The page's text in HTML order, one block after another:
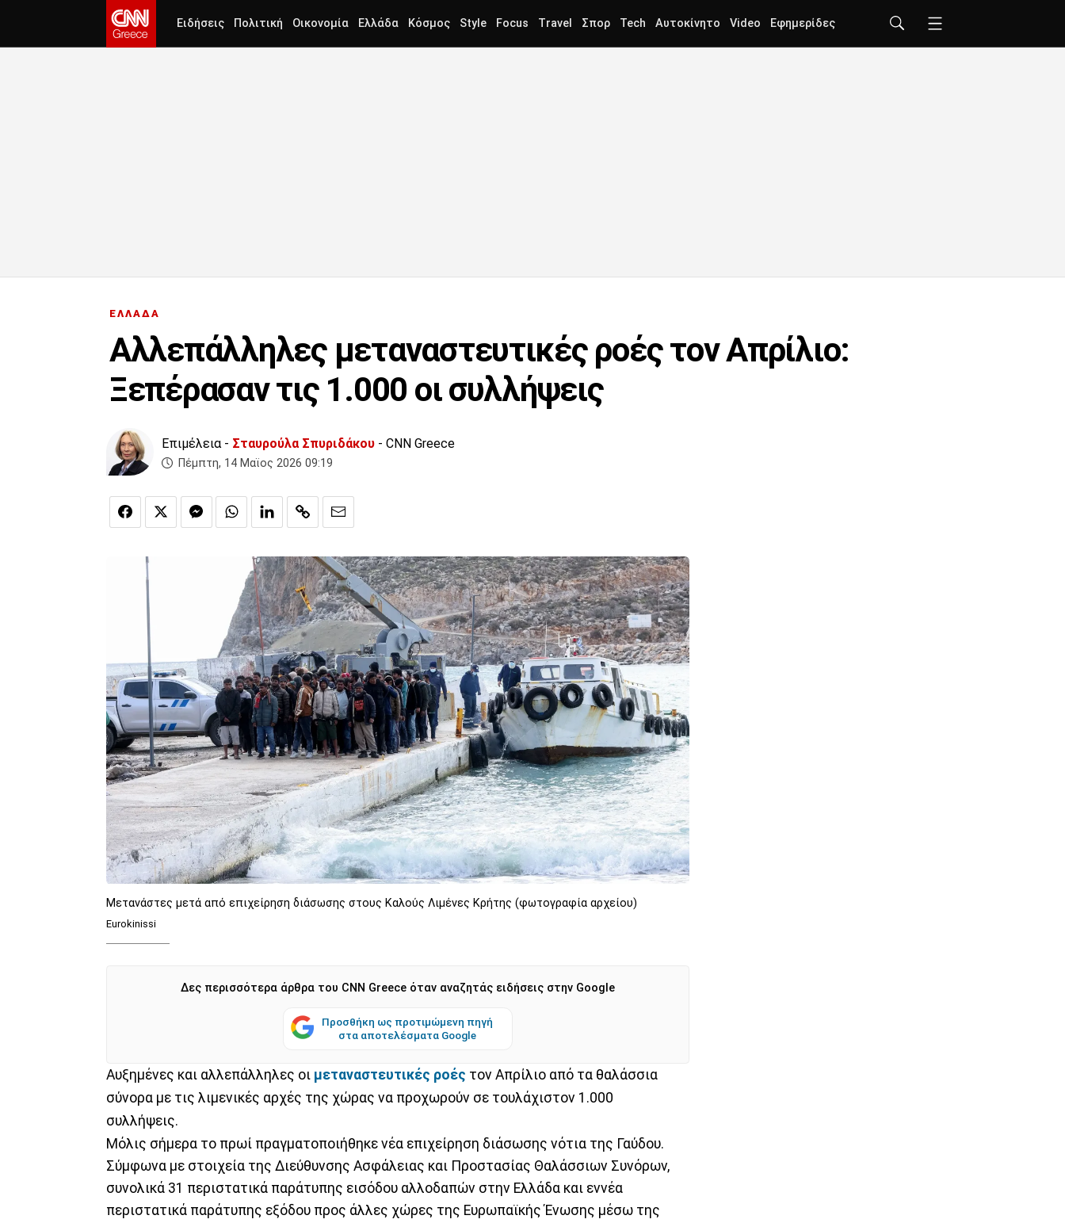
Ειδήσεις Πολιτική Οικονομία Ελλάδα Κόσμος Style Focus Travel Σπορ Tech Αυτοκίνητο Video Εφημερίδες
ΕΛΛΑΔΑ
Αλλεπάλληλες μεταναστευτικές ροές τον Απρίλιο:
Ξεπέρασαν τις 1.000 οι συλλήψεις
Επιμέλεια - Σταυρούλα Σπυριδάκου - CNN Greece
Πέμπτη, 14 Μαϊος 2026 09:19
Μετανάστες μετά από επιχείρηση διάσωσης στους Καλούς Λιμένες Κρήτης (φωτογραφία αρχείου)
Eurokinissi
Δες περισσότερα άρθρα του CNN Greece όταν αναζητάς ειδήσεις στην Google
Προσθήκη ως προτιμώμενη πηγή
στα αποτελέσματα Google
Αυξημένες και αλλεπάλληλες οι μεταναστευτικές ροές τον Απρίλιο από τα θαλάσσια
σύνορα με τις λιμενικές αρχές της χώρας να προχωρούν σε τουλάχιστον 1.000
συλλήψεις.
Μόλις σήμερα το πρωί πραγματοποιήθηκε νέα επιχείρηση διάσωσης νότια της Γαύδου.
Σύμφωνα με στοιχεία της Διεύθυνσης Ασφάλειας και Προστασίας Θαλάσσιων Συνόρων,
συνολικά 31 περιστατικά παράτυπης εισόδου αλλοδαπών στην Ελλάδα και εννέα
περιστατικά παράτυπης εξόδου προς άλλες χώρες της Ευρωπαϊκής Ένωσης μέσω της